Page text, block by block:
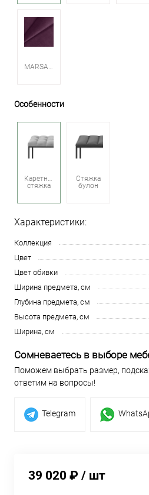
Особенности
Каретная
стяжка
Стяжка
булон
Характеристики:
Коллекция
Цвет
Цвет обивки
Ширина предмета, см
Глубина предмета, см
Высота предмета, см
Ширина, см
Сомневаетесь в выборе
Поможем выбрать размер,
ответим на вопросы!
Telegram
39 020 ₽ / шт